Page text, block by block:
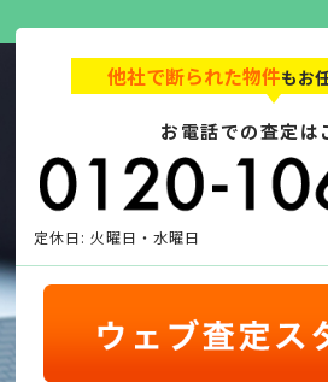
他社で断られた物件もお
お電話での査定は
定休日: 火曜日・水曜日